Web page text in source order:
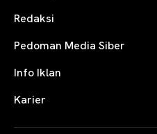
Redaksi
Pedoman Media Siber
Info Iklan
Karier